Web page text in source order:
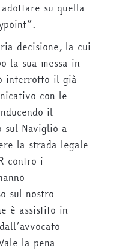
su quella
decisione, la cui
la sua messa in
interrotto il già
con le
il
sul Naviglio a
la strada legale
contro i
sul nostro
è assistito in
la pena